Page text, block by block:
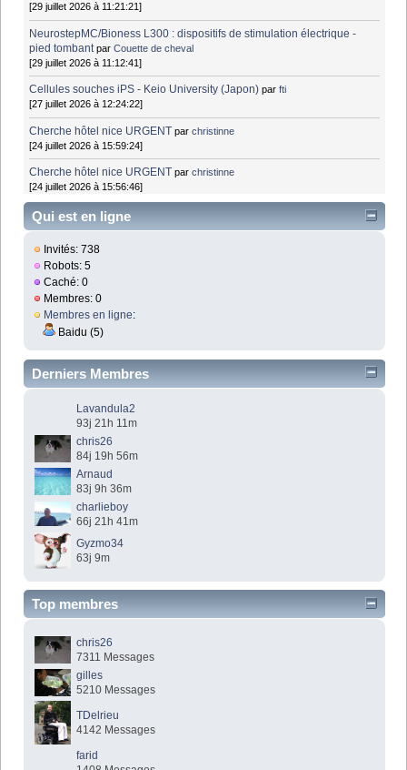
[29 juillet 2026 à 11:21:21]
NeurostepMC/Bioness L300 : dispositifs de stimulation électrique -
pied tombant parCouette de cheval
[29 juillet 2026 à 11:12:41]
Cellules souches iPS - Keio University (Japon) parfti
[27 juillet 2026 à 12:24:22]
Cherche hôtel nice URGENT parchristinne
[24 juillet 2026 à 15:59:24]
Cherche hôtel nice URGENT parchristinne
[24 juillet 2026 à 15:56:46]
Qui est en ligne
Invités: 738
Robots: 5
Caché: 0
Membres: 0
Membres en ligne:
Baidu (5)
Derniers Membres
Lavandula2
93j 21h 11m
chris26
84j 19h 56m
Arnaud
83j 9h 36m
charlieboy
66j 21h 41m
Gyzmo34
63j 9m
Top membres
chris26
7311 Messages
gilles
5210 Messages
TDelrieu
4142 Messages
farid